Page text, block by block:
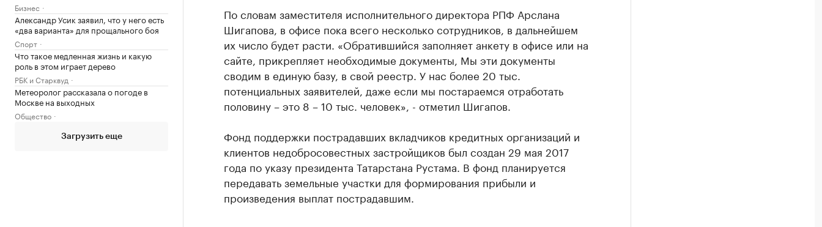
Бизнес
Александр Усик заявил, что у него есть
«два варианта» для прощального боя
Спорт
Что такое медленная жизнь и какую
роль в этом играет дерево
РБК и Старквуд
Метеоролог рассказала о погоде в
Москве на выходных
Общество
Загрузить еще
По словам заместителя исполнительного директора РПФ Арслана
Шигапова, в офисе пока всего несколько сотрудников, в дальнейшем
их число будет расти. «Обратившийся заполняет анкету в офисе или на
сайте, прикрепляет необходимые документы, Мы эти документы
сводим в единую базу, в свой реестр. У нас более 20 тыс.
потенциальных заявителей, даже если мы постараемся отработать
половину – это 8 – 10 тыс. человек», - отметил Шигапов.
Фонд поддержки пострадавших вкладчиков кредитных организаций и
клиентов недобросовестных застройщиков был создан 29 мая 2017
года по указу президента Татарстана Рустама. В фонд планируется
передавать земельные участки для формирования прибыли и
произведения выплат пострадавшим.